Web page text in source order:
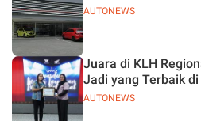
AUTONEWS
AUTONEWS
Juara di KLH
Jadi yang Terbaik di